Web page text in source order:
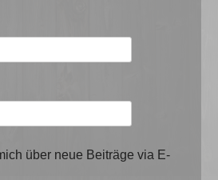
über neue Beiträge via E-